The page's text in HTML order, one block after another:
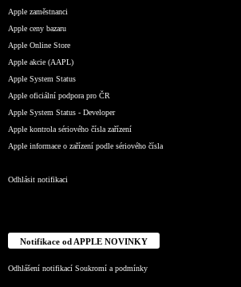
Apple zaměstnanci
Apple ceny bazaru
Apple Online Store
Apple akcie (AAPL)
Apple System Status
Apple oficiální podpora pro ČR
Apple System Status - Developer
Apple kontrola sériového čísla zařízení
Apple informace o zařízení podle sériového čísla
Odhlásit notifikaci
Notifikace od APPLE NOVINKY
Odhlášení notifikací Soukromí a podmínky